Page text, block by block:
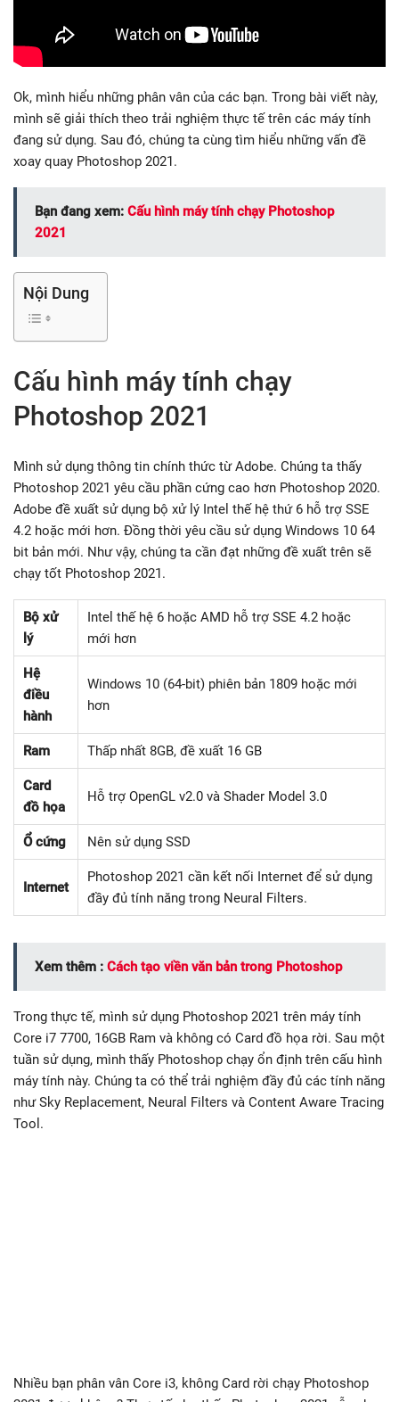
Ok, mình hiểu những phân vân của các bạn. Trong bài viết này,
mình sẽ giải thích theo trải nghiệm thực tế trên các máy tính
đang sử dụng. Sau đó, chúng ta cùng tìm hiểu những vấn đề
xoay quay Photoshop 2021.
Bạn đang xem: Cấu hình máy tính chạy Photoshop
2021
Nội Dung
Cấu hình máy tính chạy
Photoshop 2021
Mình sử dụng thông tin chính thức từ Adobe. Chúng ta thấy
Photoshop 2021 yêu cầu phần cứng cao hơn Photoshop 2020.
Adobe đề xuất sử dụng bộ xử lý Intel thế hệ thứ 6 hỗ trợ SSE
4.2 hoặc mới hơn. Đồng thời yêu cầu sử dụng Windows 10 64
bit bản mới. Như vậy, chúng ta cần đạt những đề xuất trên sẽ
chạy tốt Photoshop 2021.
Bộ xử
lý
Intel thế hệ 6 hoặc AMD hỗ trợ SSE 4.2 hoặc
mới hơn
Hệ
điều
hành
Windows 10 (64-bit) phiên bản 1809 hoặc mới
hơn
Ram Thấp nhất 8GB, đề xuất 16 GB
Card
đồ họa
Hỗ trợ OpenGL v2.0 và Shader Model 3.0
Ổ cứng Nên sử dụng SSD
Internet
Photoshop 2021 cần kết nối Internet để sử dụng
đầy đủ tính năng trong Neural Filters.
Xem thêm : Cách tạo viền văn bản trong Photoshop
Trong thực tế, mình sử dụng Photoshop 2021 trên máy tính
Core i7 7700, 16GB Ram và không có Card đồ họa rời. Sau một
tuần sử dụng, mình thấy Photoshop chạy ổn định trên cấu hình
máy tính này. Chúng ta có thể trải nghiệm đầy đủ các tính năng
như Sky Replacement, Neural Filters và Content Aware Tracing
Tool.
Nhiều bạn phân vân Core i3, không Card rời chạy Photoshop